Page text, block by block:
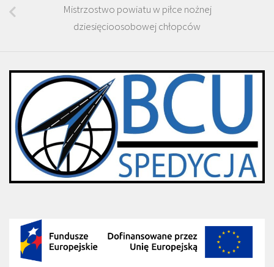
Mistrzostwo powiatu w piłce nożnej
dziesięcioosobowej chłopców